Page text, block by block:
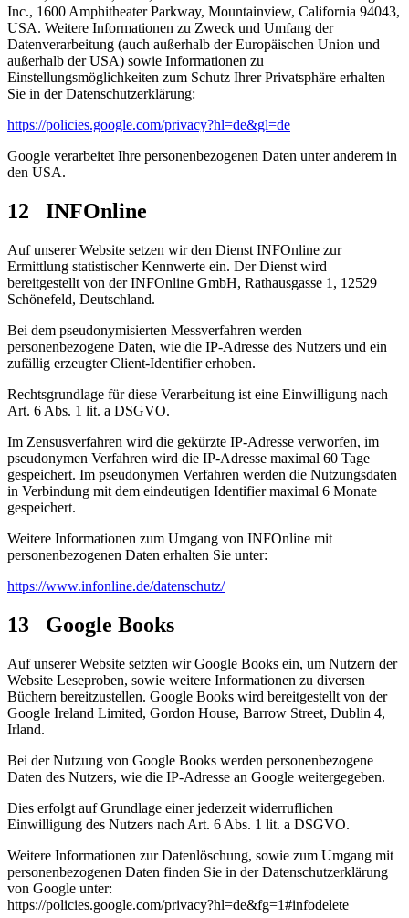
Inc., 1600 Amphitheater Parkway, Mountainview, California 94043,
USA. Weitere Informationen zu Zweck und Umfang der
Datenverarbeitung (auch außerhalb der Europäischen Union und
außerhalb der USA) sowie Informationen zu
Einstellungsmöglichkeiten zum Schutz Ihrer Privatsphäre erhalten
Sie in der Datenschutzerklärung:
https://policies.google.com/privacy?hl=de&gl=de
Google verarbeitet Ihre personenbezogenen Daten unter anderem in
den USA.
12 INFOnline
Auf unserer Website setzen wir den Dienst INFOnline zur
Ermittlung statistischer Kennwerte ein. Der Dienst wird
bereitgestellt von der INFOnline GmbH, Rathausgasse 1, 12529
Schönefeld, Deutschland.
Bei dem pseudonymisierten Messverfahren werden
personenbezogene Daten, wie die IP-Adresse des Nutzers und ein
zufällig erzeugter Client-Identifier erhoben.
Rechtsgrundlage für diese Verarbeitung ist eine Einwilligung nach
Art. 6 Abs. 1 lit. a DSGVO.
Im Zensusverfahren wird die gekürzte IP-Adresse verworfen, im
pseudonymen Verfahren wird die IP-Adresse maximal 60 Tage
gespeichert. Im pseudonymen Verfahren werden die Nutzungsdaten
in Verbindung mit dem eindeutigen Identifier maximal 6 Monate
gespeichert.
Weitere Informationen zum Umgang von INFOnline mit
personenbezogenen Daten erhalten Sie unter:
https://www.infonline.de/datenschutz/
13 Google Books
Auf unserer Website setzten wir Google Books ein, um Nutzern der
Website Leseproben, sowie weitere Informationen zu diversen
Büchern bereitzustellen. Google Books wird bereitgestellt von der
Google Ireland Limited, Gordon House, Barrow Street, Dublin 4,
Irland.
Bei der Nutzung von Google Books werden personenbezogene
Daten des Nutzers, wie die IP-Adresse an Google weitergegeben.
Dies erfolgt auf Grundlage einer jederzeit widerruflichen
Einwilligung des Nutzers nach Art. 6 Abs. 1 lit. a DSGVO.
Weitere Informationen zur Datenlöschung, sowie zum Umgang mit
personenbezogenen Daten finden Sie in der Datenschutzerklärung
von Google unter:
https://policies.google.com/privacy?hl=de&fg=1#infodelete